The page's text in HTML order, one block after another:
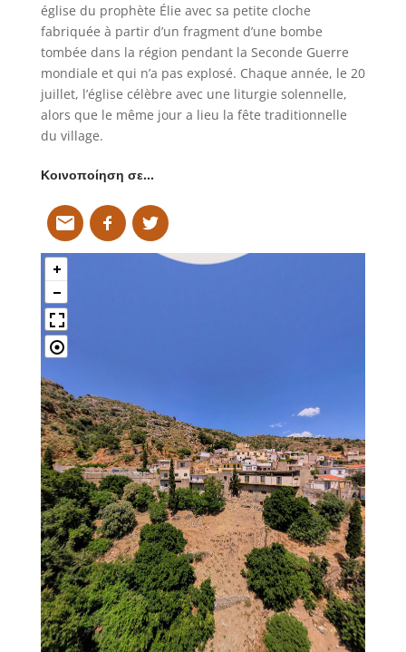
église du prophète Élie avec sa petite cloche
fabriquée à partir d’un fragment d’une bombe
tombée dans la région pendant la Seconde Guerre
mondiale et qui n’a pas explosé. Chaque année, le 20
juillet, l’église célèbre avec une liturgie solennelle,
alors que le même jour a lieu la fête traditionnelle
du village.
Κοινοποίηση σε…